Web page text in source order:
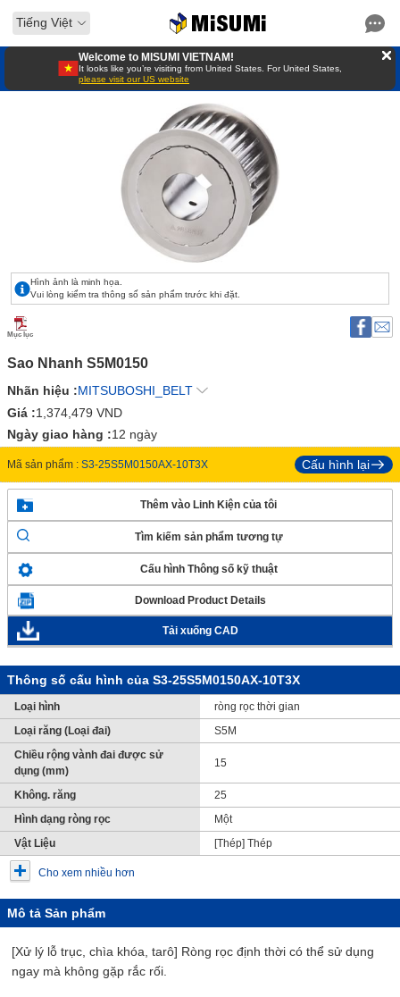
Tiếng Việt
Welcome to MISUMI VIETNAM!
It looks like you’re visiting from United States. For United States,
please visit our US website
Hình ảnh là minh họa.
Vui lòng kiểm tra thông số sản phẩm trước khi đặt.
Mục lục
Sao Nhanh S5M0150
Nhãn hiệu :MITSUBOSHI_BELT
Giá :1,374,479 VND
Ngày giao hàng :12 ngày
Mã sản phẩm : S3-25S5M0150AX-10T3X Cấu hình lại
Thêm vào Linh Kiện của tôi
Tìm kiếm sản phẩm tương tự
Cấu hình Thông số kỹ thuật
Download Product Details
Tải xuống CAD
Thông số cấu hình của S3-25S5M0150AX-10T3X
Loại hình
ròng rọc thời gian
Loại răng (Loại đai)
S5M
Chiều rộng vành đai được sử
dụng (mm)
15
Không. răng
25
Hình dạng ròng rọc
Một
Vật Liệu
[Thép] Thép
Cho xem nhiều hơn
Mô tả Sản phẩm
[Xử lý lỗ trục, chìa khóa, tarô] Ròng rọc định thời có thể sử dụng
ngay mà không gặp rắc rối.